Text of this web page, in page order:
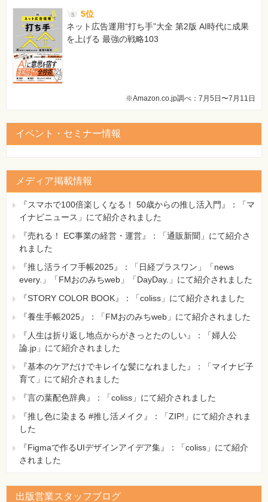
5位
ネット広告運用“打ち手”大全 第2版 AI時代に成果
を上げる 最強の戦略103
※Amazon.co.jp調べ：7月5日〜7月11日
イベント・セミナー情報
メディア掲載情報
『スマホで100倍楽しくなる！ 50歳からの推し活入門』：「マ
イナビニュース」にて紹介されました
『売れる！ EC事業の経営・運営』：「通販新聞」にて紹介さ
れました
『推し活ライフ手帳2025』：「日経プラスワン」「news
every.」「FMおのみちweb」「DayDay.」にて紹介されました
『STORY COLOR BOOK』：「coliss」にて紹介されました
『養生手帳2025』：「FMおのみちweb」にて紹介されました
『人生は折り返し地点からがきっとたのしい』：「婦人公
論.jp」にて紹介されました
『基本のケアだけでキレイな髪になれました』：「マイナビ子
育て」にて紹介されました
『言の葉配色辞典』：「coliss」にて紹介されました
『推し色に染まる #推し活メイク』：「ZIP!」にて紹介されま
した
『Figmaで作るUIデザインアイデア集』：「coliss」にて紹介
されました
出版営業スタッフブログ